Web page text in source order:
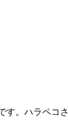
す。ハラペコさ